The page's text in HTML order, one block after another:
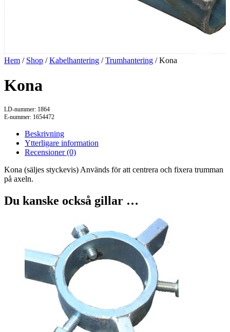
Hem / Shop /Kabelhantering /Trumhantering / Kona
Kona
LD-nummer: 1864
E-nummer: 1654472
Beskrivning
Ytterligare information
Recensioner (0)
Kona (säljes styckevis) Används för att centrera och fixera trumman
på axeln.
Du kanske också gillar …